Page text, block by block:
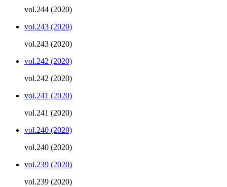
vol.244 (2020)
vol.243 (2020)
vol.243 (2020)
vol.242 (2020)
vol.242 (2020)
vol.241 (2020)
vol.241 (2020)
vol.240 (2020)
vol.240 (2020)
vol.239 (2020)
vol.239 (2020)